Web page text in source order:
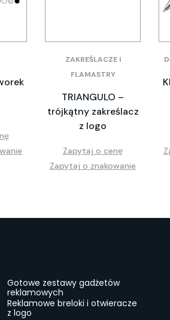
ZAKREŚLACZE I
FLAMASTRY
TRIANGULO –
trójkątny zakreślacz
z logo
Zapytaj o cenę
Zapytaj o znakowanie
Gotowe zestawy gadżetów
reklamowych
Reklamowe breloki i otwieracze
z logo